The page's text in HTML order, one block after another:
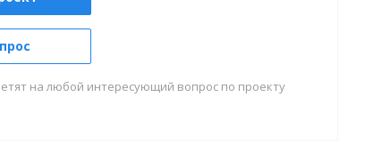
на любой интересующий вопрос по проекту